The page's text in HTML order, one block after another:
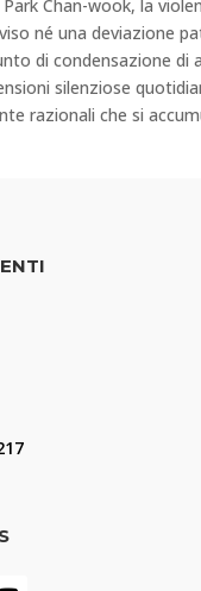
Chan-wook, la
né una deviazione
di condensazione di
silenziose
razionali che si